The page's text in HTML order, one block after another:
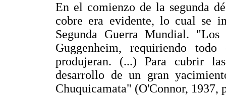
En el comienzo de la segunda
cobre era evidente, lo cual se
Segunda Guerra Mundial. "Los
Guggenheim, requiriendo
produjeran. (...) Para cubrir
desarrollo de un gran
Chuquicamata" (O'Connor, 1937,